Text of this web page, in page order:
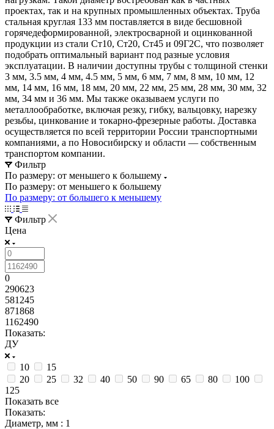
проектах, так и на крупных промышленных объектах. Труба
стальная круглая 133 мм поставляется в виде бесшовной
горячедеформированной, электросварной и оцинкованной
продукции из стали Ст10, Ст20, Ст45 и 09Г2С, что позволяет
подобрать оптимальный вариант под разные условия
эксплуатации. В наличии доступны трубы с толщиной стенки
3 мм, 3.5 мм, 4 мм, 4.5 мм, 5 мм, 6 мм, 7 мм, 8 мм, 10 мм, 12
мм, 14 мм, 16 мм, 18 мм, 20 мм, 22 мм, 25 мм, 28 мм, 30 мм, 32
мм, 34 мм и 36 мм. Мы также оказываем услуги по
металлообработке, включая резку, гибку, вальцовку, нарезку
резьбы, цинкование и токарно-фрезерные работы. Доставка
осуществляется по всей территории России транспортными
компаниями, а по Новосибирску и области — собственным
транспортом компании.
Фильтр
По размеру: от меньшего к большему
По размеру: от меньшего к большему
По размеру: от большего к меньшему
Фильтр
Цена
0
290623
581245
871868
1162490
Показать:
ДУ
10
15
20
25 32 40 50 90 65 80
100
125
Показать все
Показать:
Диаметр, мм : 1